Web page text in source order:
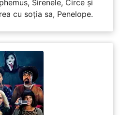
Sirenele, Circe și
cu soția sa, Penelope.